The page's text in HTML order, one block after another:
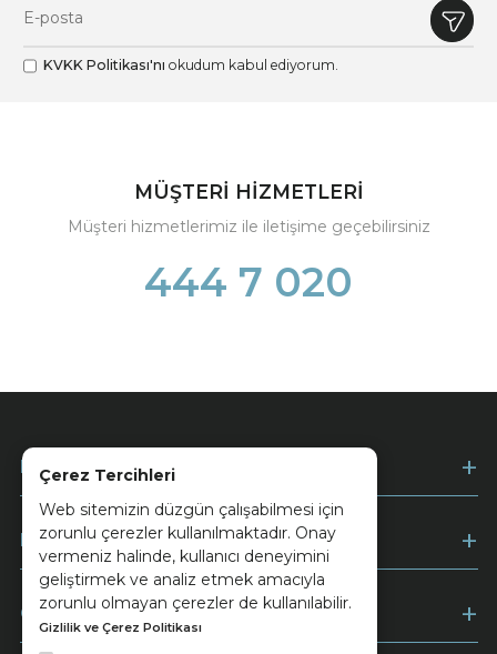
Çerez Tercihleri
Web sitemizin düzgün çalışabilmesi için
zorunlu çerezler kullanılmaktadır. Onay
vermeniz halinde, kullanıcı deneyimini
geliştirmek ve analiz etmek amacıyla
zorunlu olmayan çerezler de kullanılabilir.
Gizlilik ve Çerez Politikası
KVKK Politikası'nı okudum kabul ediyorum.
MÜŞTERİ HİZMETLERİ
Müşteri hizmetlerimiz ile iletişime geçebilirsiniz
444 7 020
Kurumsal
Müşteri Hizmetleri
Ödeme